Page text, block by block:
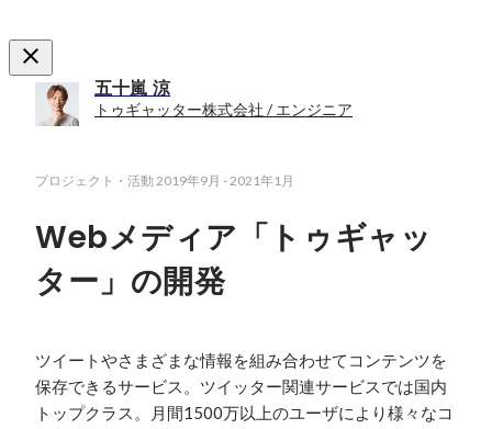
五十嵐 涼
トゥギャッター株式会社 / エンジニア
プロジェクト・活動 2019年9月 -2021年1月
Webメディア「トゥギャッ
ター」の開発
ツイートやさまざまな情報を組み合わせてコンテンツを
保存できるサービス。ツイッター関連サービスでは国内
トップクラス。月間1500万以上のユーザにより様々なコ